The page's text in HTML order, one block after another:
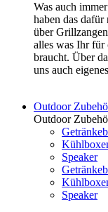
Was auch
haben das
über
alles was Ihr für
braucht. Über
uns auch
Outdoor
Outdoor
Speaker
Speaker